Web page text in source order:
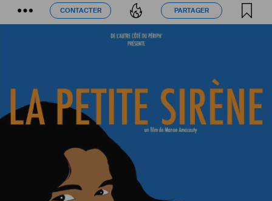
CONTACTER PARTAGER
CONTACTER PARTAGER